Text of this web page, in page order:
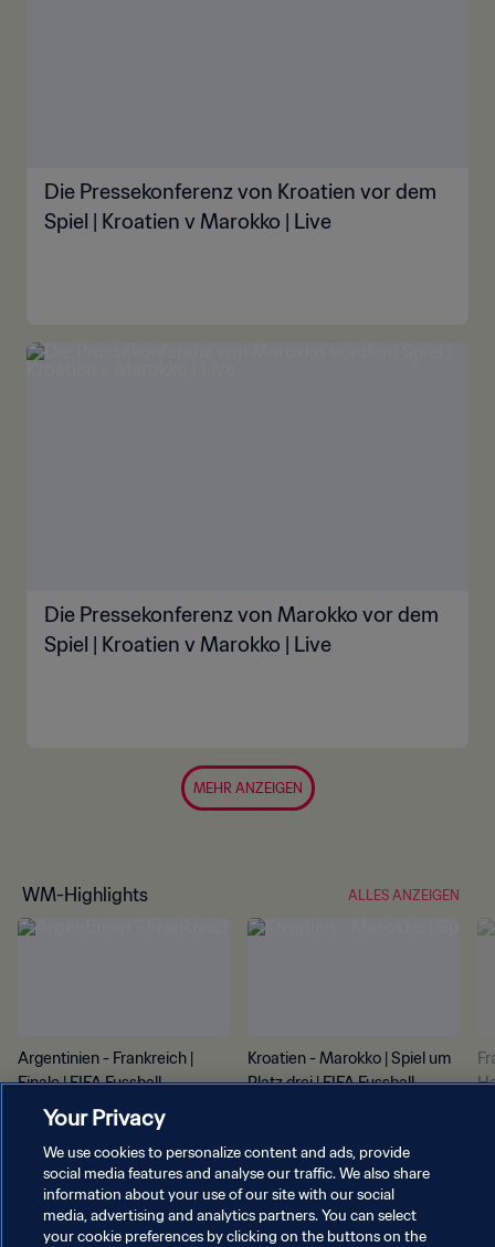
Die Pressekonferenz von Kroatien vor dem
Spiel | Kroatien v Marokko | Live
Die Pressekonferenz von Marokko vor dem
Spiel | Kroatien v Marokko | Live
MEHR ANZEIGEN
WM-Highlights ALLES ANZEIGEN
Argentinien - Frankreich |
Finale | FIFA Fussball-
Weltmeisterschaft Katar
2022™ | Highlights
Kroatien - Marokko | Spiel um
Platz drei | FIFA Fussball-
Your Privacy
We use cookies to personalize content and ads, provide
social media features and analyse our traffic. We also share
information about your use of our site with our social
media, advertising and analytics partners. You can select
your cookie preferences by clicking on the buttons on the